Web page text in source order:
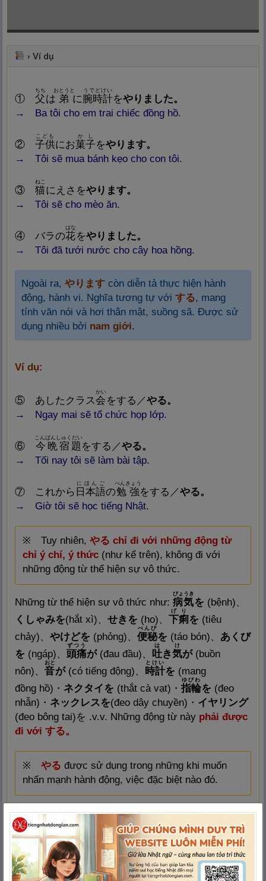
›Ví dụ
① 父
ちち
は 弟
おとうと
に 腕時計
うでどけい
をやりました。
→ Ba tôi cho em trai chiếc đồng hồ.
② 子供
nạp
こども
にお菓子
かし
をやります。
→ Tôi sẽ mua bánh kẹo cho con tôi.
③ 猫
ねこ
にえさをやります。
→ Tôi sẽ cho mèo ăn.
④ バラの花
はな
をやりました。
→ Tôi đã tưới nước cho cây hoa hồng.
Ngoài ra, やりますcòn diễn tả thực hiện hành
động, hành vi. Nghĩa tương tự với する, mang
tính văn nói và hơi thân mật, suồng sã. Được sử
dụng nhiều bởi nam giới.
Ví dụ:
⑤ あしたクラス会
かい
をする／やる。
→ Ngay mai sẽ tổ chức họp lớp.
⑥ 今 晩宿 題
こんばんしゅくだい
をする／やる。
→ Tối nay tôi sẽ làm bài tập.
⑦ これから 日 本語
にほんご
の勉 強
べんきょう
をする／やる。
→ Giờ tôi sẽ học tiếng Nhật.
※ Tuy nhiên,やる chỉ đi với những động từ
chỉ ý chí, ý thức (như kể trên), không đi với
những động từ thể hiện sự vô thức.
Những từ thể hiện sự vô thức như: 病気
Nghĩa: Không khí, khí chất; khí
khái, khí phách
びょうき
を (bệnh)
くしゃみを(hắtxì) せきを (ho) 下
Nghĩa: Phía dưới, bên dưới, hạ
lệnh, ra khơi
痢
げり
を (tiêu
chảy)
やけどを (phỏng) 便秘
べんぴ
を (táobón)
あくび
を (ngáp) 頭痛
ずつう
が (đau đầu) 吐
は
き気
け
が (buồn
nôn)
音
おと
が (cótiếng động) 時計
とけい
を (mang
đồnghồ) ・ ネクタイを (thắtcà vạt) ・ 指輪
ゆびわ
を (đeo
nhẫn) ・ ネックレスを(đeo dây chuyền) ・ イヤリング
(đeo bông tai)を .v.v. Những động từ này phải được
đi với する。
※やる được sử dụng trong những khi muốn
nhấn mạnh hành động, việc đặc biệt nào đó.
(1)宿題でもするか？
(2)
宿 題
しゅくだい
でもやるか？
Cả hai câu đều mang nghĩa: “Làm bài tập chứ?”
Câu (1) hàm ý “bài tập” làmột việc đương nhiên,